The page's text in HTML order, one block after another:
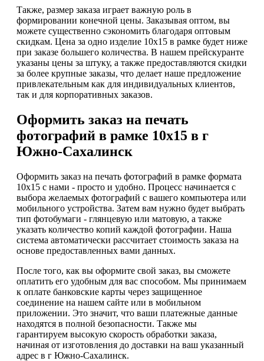
Также, размер заказа играет важную роль в
формировании конечной цены. Заказывая оптом, вы
можете существенно сэкономить благодаря оптовым
скидкам. Цена за одно изделие 10х15 в рамке будет ниже
при заказе большего количества. В нашем прейскуранте
указаны цены за штуку, а также предоставляются скидки
за более крупные заказы, что делает наше предложение
привлекательным как для индивидуальных клиентов,
так и для корпоративных заказов.
Оформить заказ на печать
фотографий в рамке 10х15 в г
Южно-Сахалинск
Оформить заказ на печать фотографий в рамке формата
10х15 с нами - просто и удобно. Процесс начинается с
выбора желаемых фотографий с вашего компьютера или
мобильного устройства. Затем вам нужно будет выбрать
тип фотобумаги - глянцевую или матовую, а также
указать количество копий каждой фотографии. Наша
система автоматически рассчитает стоимость заказа на
основе предоставленных вами данных.
После того, как вы оформите свой заказ, вы сможете
оплатить его удобным для вас способом. Мы принимаем
к оплате банковские карты через защищенное
соединение на нашем сайте или в мобильном
приложении. Это значит, что ваши платежные данные
находятся в полной безопасности. Также мы
гарантируем высокую скорость обработки заказа,
начиная от изготовления до доставки на ваш указанный
адрес в г Южно-Сахалинск.